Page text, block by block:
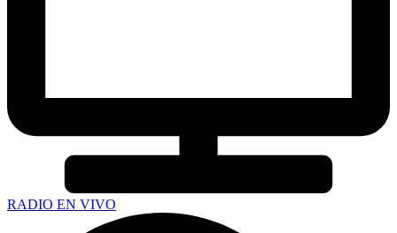
RADIO EN VIVO